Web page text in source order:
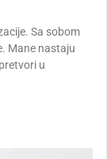
Sa sobom
Mane nastaju
u